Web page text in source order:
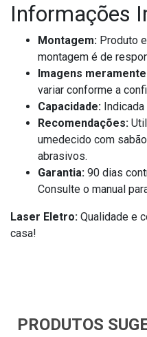
Informações
Montagem: Produto
montagem é de
Imagens
variar conforme a
Capacidade:
Recomendações:
umedecido com
abrasivos.
Garantia: 90 dias
Consulte o manual
Laser Eletro: Qualidade e
casa!
PRODUTOS